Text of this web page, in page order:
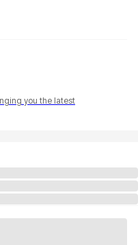
you the latest